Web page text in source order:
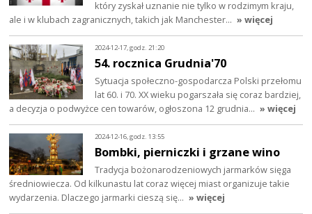
który zyskał uznanie nie tylko w rodzimym kraju,
ale i w klubach zagranicznych, takich jak Manchester… » więcej
2024-12-17, godz. 21:20
54. rocznica Grudnia'70
Sytuacja społeczno-gospodarcza Polski przełomu
lat 60. i 70. XX wieku pogarszała się coraz bardziej,
a decyzja o podwyżce cen towarów, ogłoszona 12 grudnia… » więcej
2024-12-16, godz. 13:55
Bombki, pierniczki i grzane wino
Tradycja bożonarodzeniowych jarmarków sięga
średniowiecza. Od kilkunastu lat coraz więcej miast organizuje takie
wydarzenia. Dlaczego jarmarki cieszą się… » więcej